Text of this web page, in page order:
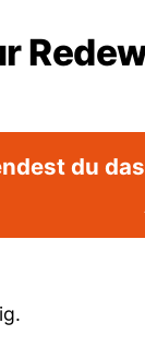
du
lassen